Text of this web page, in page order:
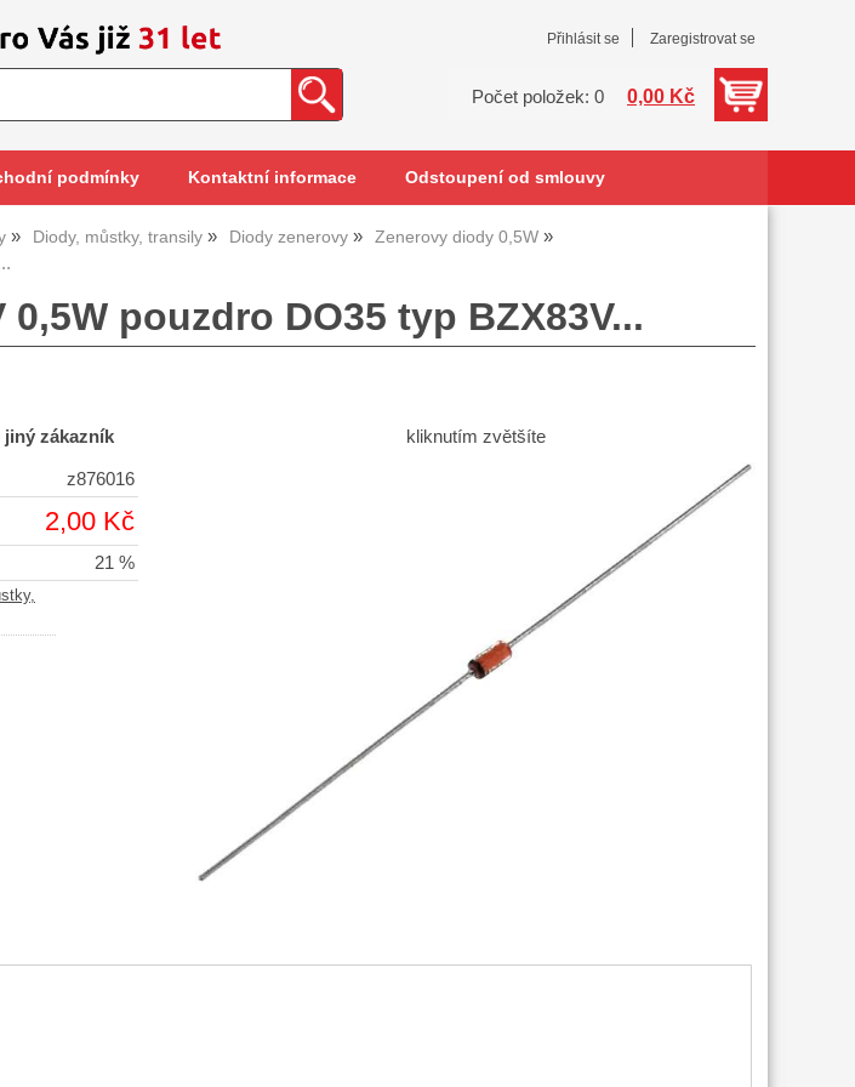
Přihlásit se Zaregistrovat se
Počet položek: 0 0,00 Kč
podmínky Kontaktní informace Odstoupení od smlouvy
Diody, můstky, transily Diody zenerovy Zenerovy diody 0,5W
pouzdro DO35 typ BZX83V...
kliknutím zvětšíte
jiný zákazník
z876016
2,00 Kč
21 %